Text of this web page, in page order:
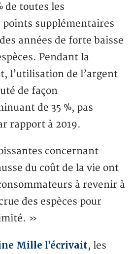
de toutes les
supplémentaires
années de forte baisse
Pendant la
l’utilisation de l’argent
de façon
de 35 %, pas
rapport à 2019.
concernant
du coût de la vie ont
à revenir à
des espèces pour
»
Mille l’écrivait, les